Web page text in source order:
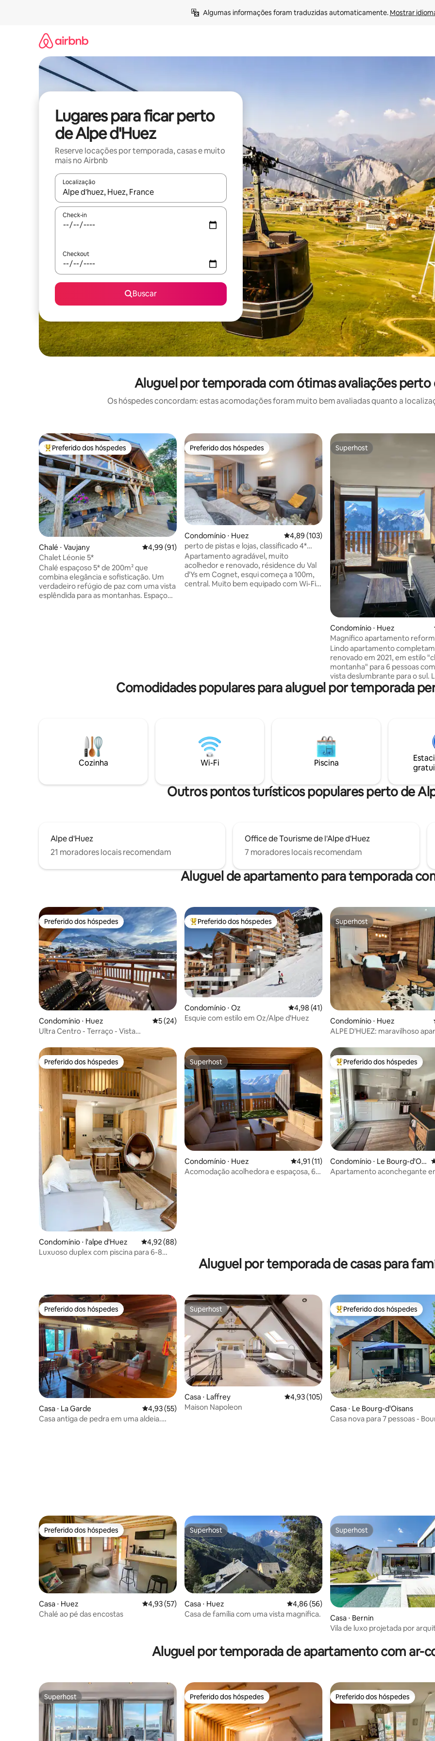
Algumas informações foram traduzidas automaticamente. Mostrar
Lugares para ficar perto
de Alpe d'Huez
Reserve locações por temporada, casas e muito
mais no Airbnb
Localização
Quando os resultados estiverem disponíveis, explore-os usando as seta para cima e para baixo do teclado ou tocando
Check-in
Checkout
Buscar
Aluguel por temporada com ótimas avaliações perto
Os hóspedes concordam: estas acomodações foram muito bem avaliadas quanto a
Entre os melhores preferidos dos hóspedes
Preferido dos hóspedes
Chalé ⋅ Vaujany 4,99 de uma avaliação média de 5, 91 avaliações
4,99 (91)
Chalet Léonie 5*
Chalé espaçoso 5* de 200m² que
combina elegância e sofisticação. Um
verdadeiro refúgio de paz com uma vista
esplêndida para as montanhas. Espaço
teleféricos (4 minutos de carro)
Preferido dos hóspedes
Preferido dos hóspedes
Condomínio ⋅ Huez 4,89 de uma avaliação média de 5, 103
4,89 (103)
perto de pistas e lojas, classificado 4*
FAVORITO
Apartamento agradável, muito
acolhedor e renovado, résidence du Val
d'Ys em Cognet, esqui começa a 100m,
central. Muito bem equipado com Wi-Fi
Superhost
Superhost
Condomínio ⋅ Huez
Magnífico apartamento
magnífica
Lindo apartamento
renovado em 2021, em estilo
montanha" para 6 pessoas
vista deslumbrante para o sul.
no antigo Alpe, em uma
tranquila. Consiste em 1
armazenamento. Equipado
máquina de lavar/secar roupa A sala de
estar tem 1 sofá-cama + TV
esqui dedicado, na entrada do
Comodidades populares para aluguel por temporada
Cozinha Wi-Fi Piscina
Outros pontos turísticos populares perto de
Alpe d'Huez
21 moradores locais recomendam
Office de Tourisme de l'Alpe d'Huez
7 moradores locais recomendam
Aluguel de apartamento para temporada
Preferido dos hóspedes
Preferido dos hóspedes
Condomínio ⋅ Huez 5 de uma avaliação média de 5, 24 avaliações
5 (24)
Ultra Centro - Terraço - Vista
Entre os melhores preferidos dos hóspedes
Preferido dos hóspedes
Condomínio ⋅ Oz 4,98 de uma avaliação média de 5, 41
4,98 (41)
Esquie com estilo em Oz/Alpe d'Huez
Superhost
Superhost
Condomínio ⋅ Huez
ALPE D'HUEZ: maravilhoso
Preferido dos hóspedes
Preferido dos hóspedes
Condomínio ⋅ l'alpe d'Huez 4,92 de uma avaliação média de 5, 88 avaliações
4,92 (88)
Luxuoso duplex com piscina para 6-8
Superhost
Superhost
Condomínio ⋅ Huez 4,91 de uma avaliação média de 5, 11
4,91 (11)
Acomodação acolhedora e espaçosa, 6p,
Entre os melhores preferidos
Preferido dos hóspedes
Condomínio ⋅ Le Bourg-d'Ois
ans
Apartamento aconchegante
Aluguel por temporada de casas para
Preferido dos hóspedes
Preferido dos hóspedes
Casa ⋅ La Garde 4,93 de uma avaliação média de 5, 55 avaliações
4,93 (55)
Casa antiga de pedra em uma aldeia.
Superhost
Superhost
Casa ⋅ Laffrey 4,93 de uma avaliação média de 5, 105
4,93 (105)
Maison Napoleon
Entre os melhores preferidos
Preferido dos hóspedes
Casa ⋅ Le Bourg-d'Oisans
Casa nova para 7 pessoas -
Preferido dos hóspedes
Preferido dos hóspedes
Casa ⋅ Huez 4,93 de uma avaliação média de 5, 57 avaliações
4,93 (57)
Chalé ao pé das encostas
Superhost
Superhost
Casa ⋅ Huez 4,86 de uma avaliação média de 5, 56
4,86 (56)
Casa de família com uma vista magnífica.
Superhost
Superhost
Casa ⋅ Bernin
Vila de luxo projetada por
Aluguel por temporada de apartamento com ar-
Superhost
Superhost Preferido dos hóspedes
Preferido dos hóspedes Preferido dos hóspedes
Preferido dos hóspedes